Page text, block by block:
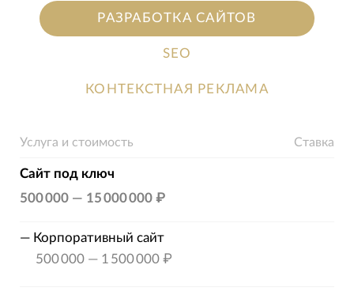
РАЗРАБОТКА САЙТОВ
SEO
КОНТЕКСТНАЯ РЕКЛАМА
Услуга и стоимость Ставка
Сайт под ключ
500 000— 15 000 000 ₽
— Корпоративный сайт
500 000— 1 500 000 ₽